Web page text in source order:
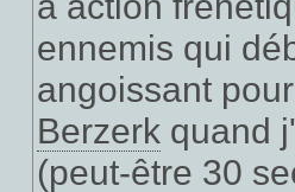
ennemis qui
angoissant
Berzerk quand
(peut-être 30